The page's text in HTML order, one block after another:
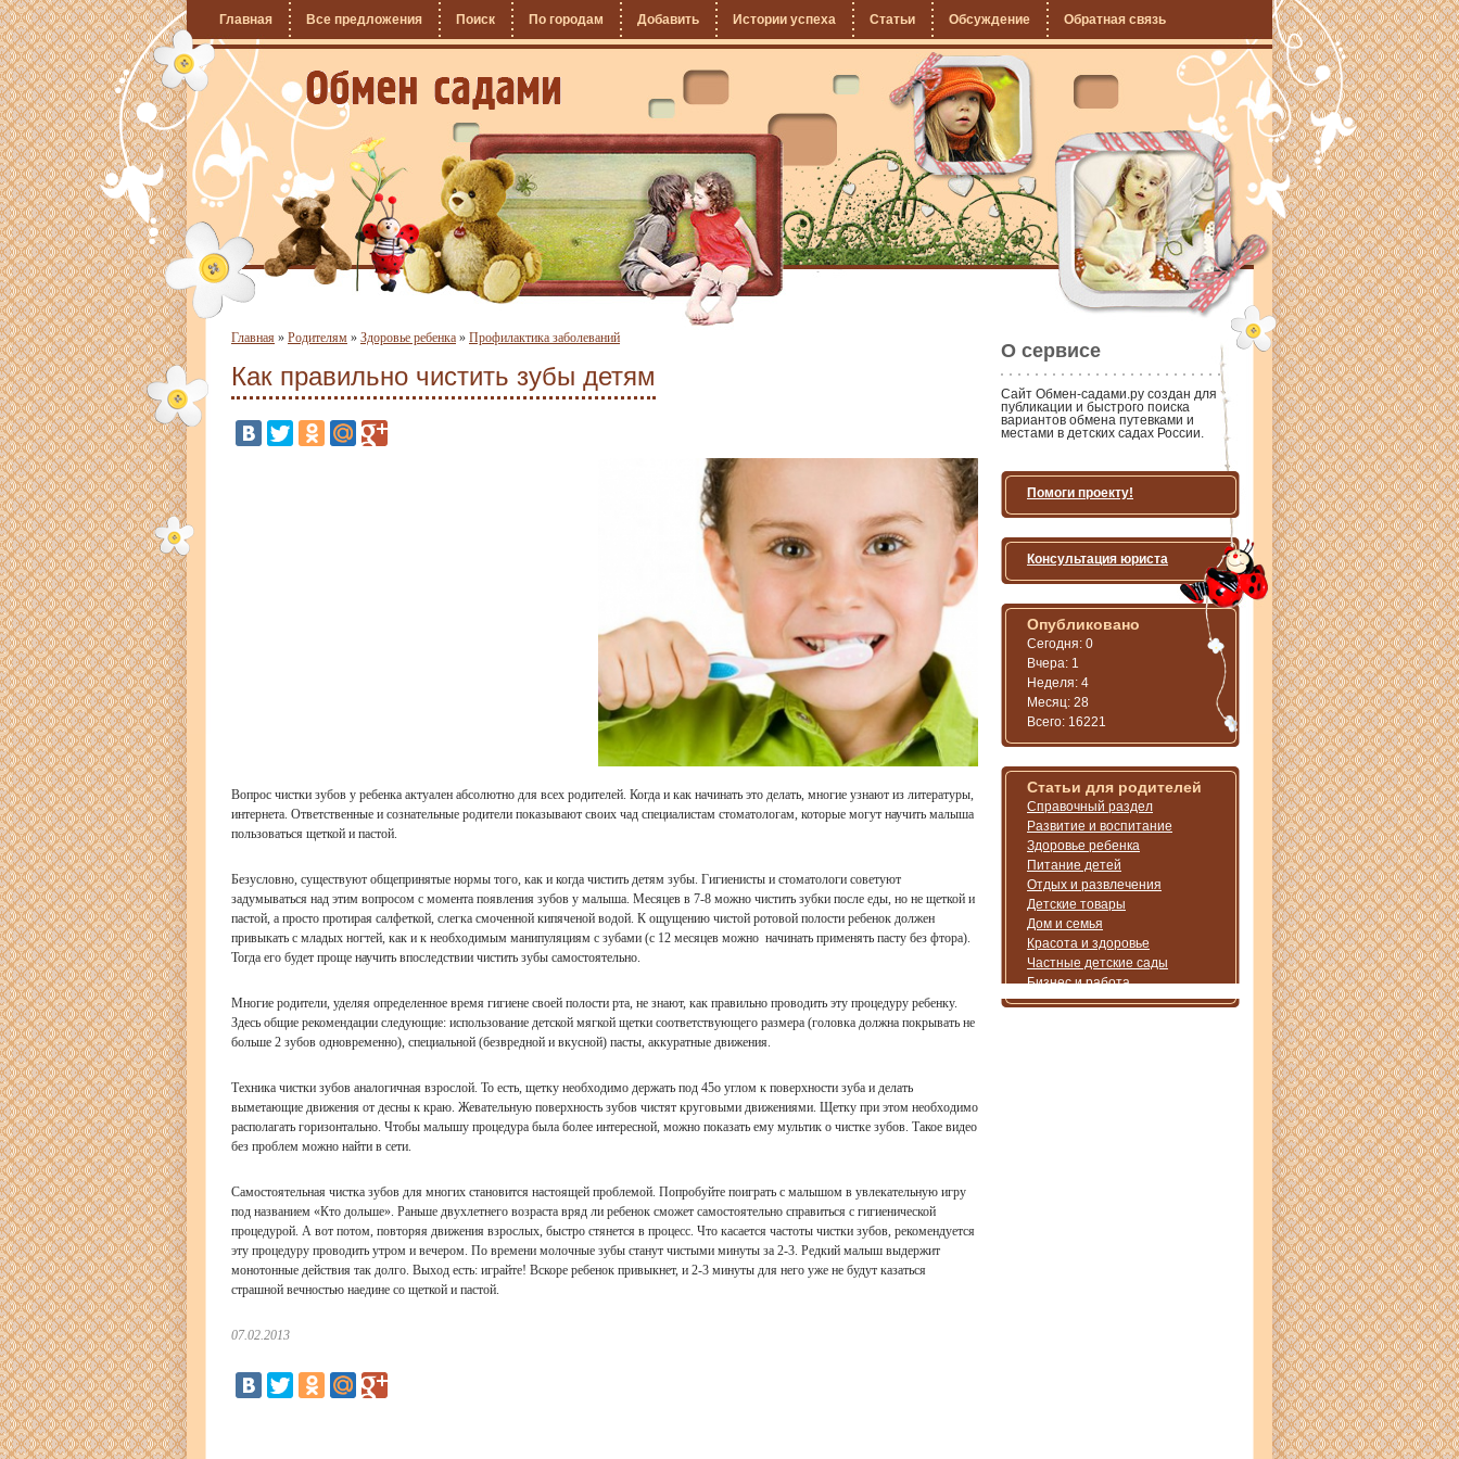
Главная Все предложения Поиск По городам Добавить Истории успеха Статьи Обсуждение Обратная связь
Главная » Родителям » Здоровье ребенка » Профилактика заболеваний
Как правильно чистить зубы детям
Вопрос чистки зубов у ребенка актуален абсолютно для всех родителей. Когда и как начинать это делать, многие узнают из литературы,
интернета. Ответственные и сознательные родители показывают своих чад специалистам стоматологам, которые могут научить малыша
пользоваться щеткой и пастой.
Безусловно, существуют общепринятые нормы того, как и когда чистить детям зубы. Гигиенисты и стоматологи советуют
задумываться над этим вопросом с момента появления зубов у малыша. Месяцев в 7-8 можно чистить зубки после еды, но не щеткой и
пастой, а просто протирая салфеткой, слегка смоченной кипяченой водой. К ощущению чистой ротовой полости ребенок должен
привыкать с младых ногтей, как и к необходимым манипуляциям с зубами (с 12 месяцев можно начинать применять пасту без фтора).
Тогда его будет проще научить впоследствии чистить зубы самостоятельно.
Многие родители, уделяя определенное время гигиене своей полости рта, не знают, как правильно проводить эту процедуру ребенку.
Здесь общие рекомендации следующие: использование детской мягкой щетки соответствующего размера (головка должна покрывать не
больше 2 зубов одновременно), специальной (безвредной и вкусной) пасты, аккуратные движения.
Техника чистки зубов аналогичная взрослой. То есть, щетку необходимо держать под 45о углом к поверхности зуба и делать
выметающие движения от десны к краю. Жевательную поверхность зубов чистят круговыми движениями. Щетку при этом необходимо
располагать горизонтально. Чтобы малышу процедура была более интересной, можно показать ему мультик о чистке зубов. Такое видео
без проблем можно найти в сети.
Самостоятельная чистка зубов для многих становится настоящей проблемой. Попробуйте поиграть с малышом в увлекательную игру
под названием «Кто дольше». Раньше двухлетнего возраста вряд ли ребенок сможет самостоятельно справиться с гигиенической
процедурой. А вот потом, повторяя движения взрослых, быстро стянется в процесс. Что касается частоты чистки зубов, рекомендуется
эту процедуру проводить утром и вечером. По времени молочные зубы станут чистыми минуты за 2-3. Редкий малыш выдержит
монотонные действия так долго. Выход есть: играйте! Вскоре ребенок привыкнет, и 2-3 минуты для него уже не будут казаться
страшной вечностью наедине со щеткой и пастой.
07.02.2013
О сервисе
Сайт Обмен-садами.ру создан для
публикации и быстрого поиска
вариантов обмена путевками и
местами в детских садах России.
Помоги проекту!
Консультация юриста
Опубликовано
Сегодня: 0
Вчера: 1
Неделя: 4
Месяц: 28
Всего: 16221
Статьи для родителей
Справочный раздел
Развитие и воспитание
Здоровье ребенка
Питание детей
Отдых и развлечения
Детские товары
Дом и семья
Красота и здоровье
Частные детские сады
Бизнес и работа